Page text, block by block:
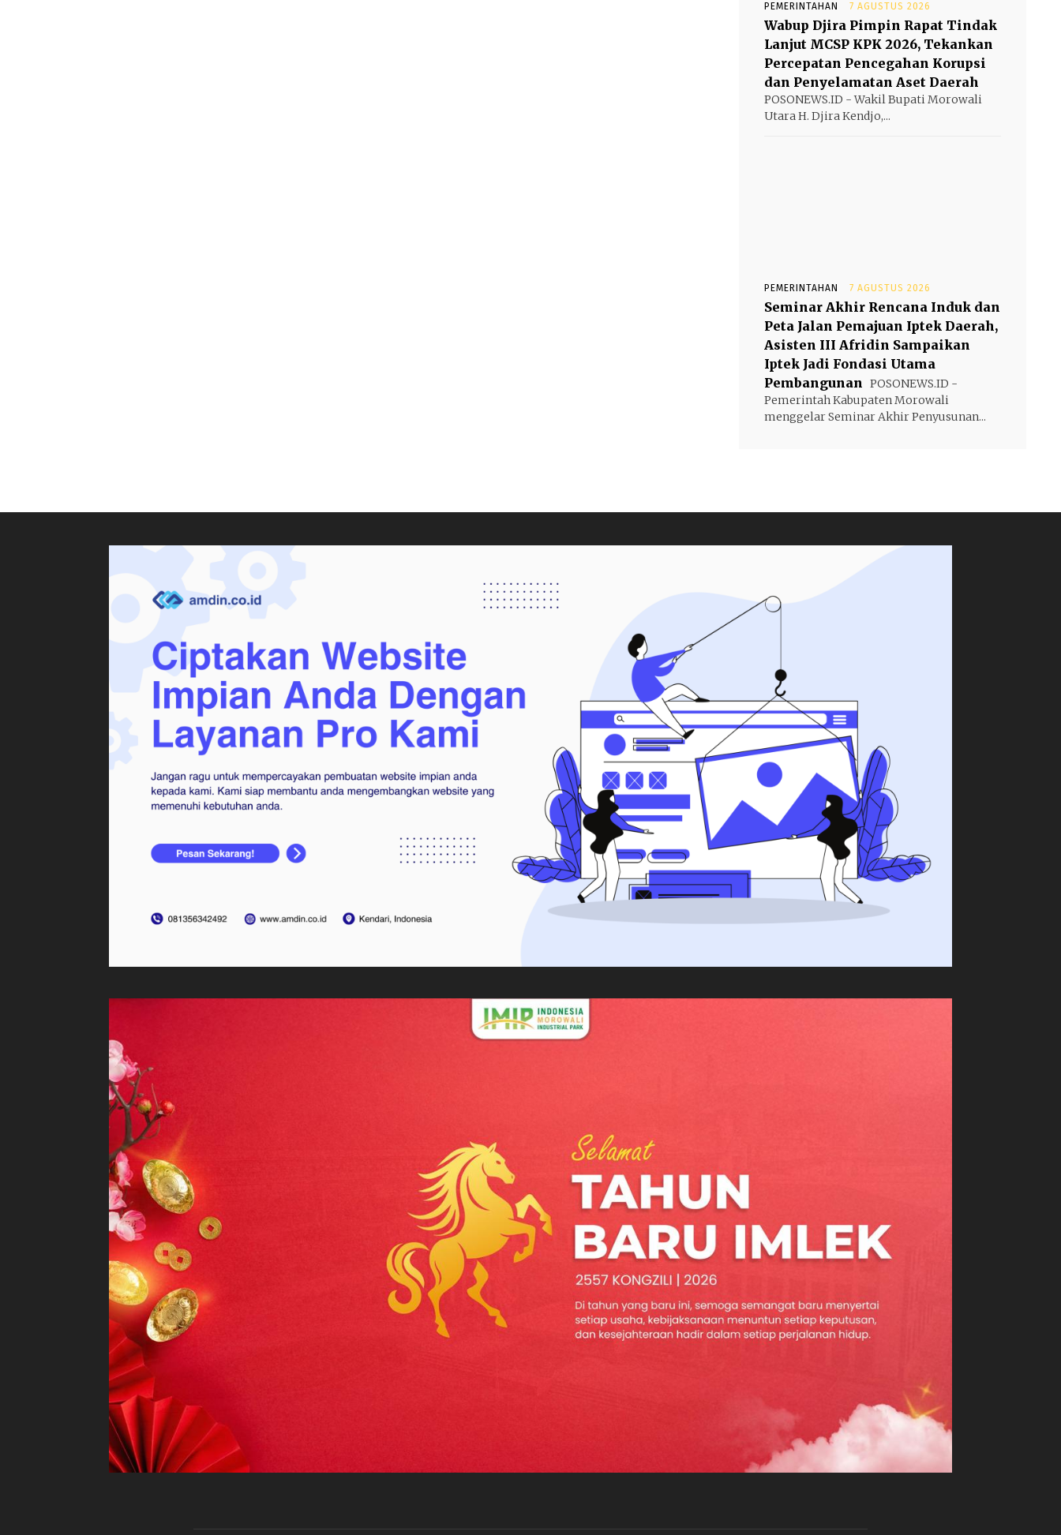
PEMERINTAHAN 7 AGUSTUS 2026
Wabup Djira Pimpin Rapat Tindak
Lanjut MCSP KPK 2026, Tekankan
Percepatan Pencegahan Korupsi
dan Penyelamatan Aset Daerah
POSONEWS.ID - Wakil Bupati Morowali
Utara H. Djira Kendjo,...
PEMERINTAHAN 7 AGUSTUS 2026
Seminar Akhir Rencana Induk dan
Peta Jalan Pemajuan Iptek Daerah,
Asisten III Afridin Sampaikan
Iptek Jadi Fondasi Utama
Pembangunan POSONEWS.ID -
Pemerintah Kabupaten Morowali
menggelar Seminar Akhir Penyusunan...